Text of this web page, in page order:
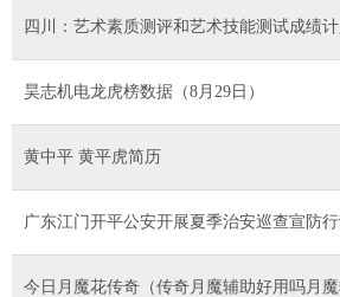
四川：艺术素质测评和艺术技能测试成绩
昊志机电龙虎榜数据（8月29日）
黄中平 黄平虎简历
广东江门开平公安开展夏季治安巡查宣防
今日月魔花传奇（传奇月魔辅助好用吗月魔